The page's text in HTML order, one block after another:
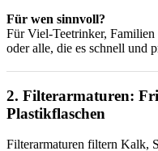
Für wen sinnvoll?
Für Viel-Teetrinker,
oder alle, die es schnell und
2. Filterarmaturen:
Plastikflaschen
Filterarmaturen filtern Kalk,